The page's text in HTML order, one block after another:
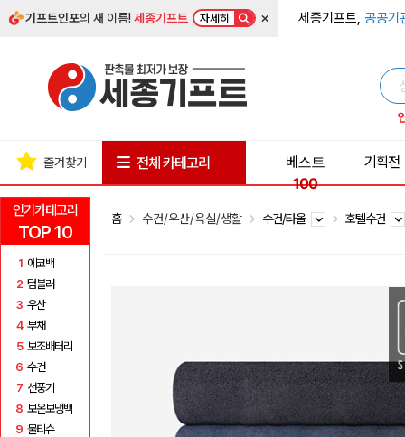
기프트인포의 새 이름!세종기프트 자세히 × 세종기프트, 공공기
인기카테고리
TOP 10
1 에코백
2 텀블러
3 우산
4 부채
5 보조배터리
6 수건
7 선풍기
8 보온보냉백
9 물티슈
즐겨찾기 전체 카테고리
베스트
100
기획전
홈 수건/우산/욕실/생활 수건/타올 호텔수건